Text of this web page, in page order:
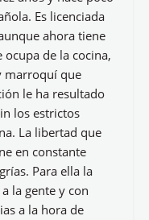
Es licenciada
ahora tiene
de la cocina,
marroquí que
le ha resultado
los estrictos
La libertad que
en constante
Para ella la
la gente y con
a la hora de